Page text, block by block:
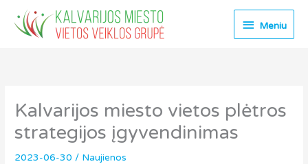
prie
turinio
Meniu
Meniu
Kalvarijos miesto vietos plėtros
strategijos įgyvendinimas
2023-06-30 / Naujienos